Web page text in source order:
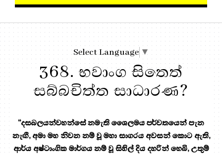
Select Language ▼
368. භවාංග සිතෙත්
සබ්බචිත්ත සාධාරණ?
“දසබලයන්වහන්සේ නමැති ශෛලමය පර්වතයෙන් පැන
නැඟී, අමා මහ නිවන නම් වූ මහා සාගරය අවසන් කොට ඇති,
ආර්ය අෂ්ටාංගික මාර්ගය නම් වූ සිහිල් දිය දහරින් හෙබි, උතුම්